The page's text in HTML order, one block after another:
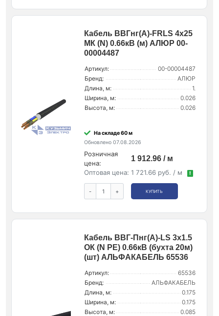
Кабель ВВГнг(А)-FRLS 4х25
МК (N) 0.66кВ (м) АЛЮР 00-
00004487
Артикул:
00-00004487
Бренд:
АЛЮР
Длина, м:
1.
Ширина, м:
0.026
Высота, м:
0.026
На складе 60 м
Обновлено 07.08.2026
Розничная
цена:
1 912.96 / м
Оптовая цена: 1 721.66 руб. / м !
- + КУПИТЬ
Кабель ВВГ-Пнг(А)-LS 3х1.5
ОК (N PE) 0.66кВ (бухта 20м)
(шт) АЛЬФАКАБЕЛЬ 65536
Артикул:
65536
Бренд:
АЛЬФАКАБЕЛЬ
Длина, м:
0.175
Ширина, м:
0.175
Высота, м:
0.085